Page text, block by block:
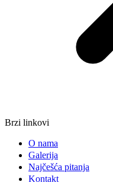
Brzi linkovi
O nama
Galerija
Najčešća pitanja
Kontakt